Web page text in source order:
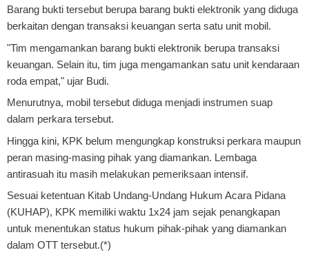
Barang bukti tersebut berupa barang bukti elektronik yang diduga
berkaitan dengan transaksi keuangan serta satu unit mobil.
"Tim mengamankan barang bukti elektronik berupa transaksi
keuangan. Selain itu, tim juga mengamankan satu unit kendaraan
roda empat," ujar Budi.
Menurutnya, mobil tersebut diduga menjadi instrumen suap
dalam perkara tersebut.
Hingga kini, KPK belum mengungkap konstruksi perkara maupun
peran masing-masing pihak yang diamankan. Lembaga
antirasuah itu masih melakukan pemeriksaan intensif.
Sesuai ketentuan Kitab Undang-Undang Hukum Acara Pidana
(KUHAP), KPK memiliki waktu 1x24 jam sejak penangkapan
untuk menentukan status hukum pihak-pihak yang diamankan
dalam OTT tersebut.(*)